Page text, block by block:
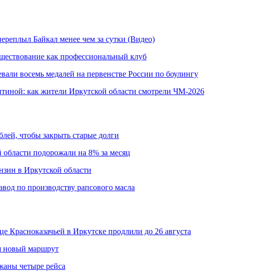
Байкал менее чем за сутки (Видео)
как профессиональный клуб
восемь медалей на первенстве России по боулингу
как жители Иркутской области смотрели ЧМ-2026
чтобы закрыть старые долги
подорожали на 8% за месяц
в Иркутской области
по производству рапсового масла
Красноказачьей в Иркутске продлили до 26 августа
новый маршрут
четыре рейса